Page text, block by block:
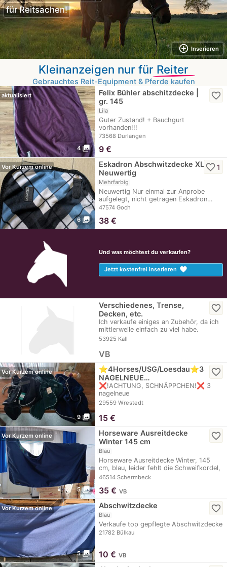
für Reitsachen!
add_circle_outline Inserieren
Kleinanzeigen nur für Reiter
Gebrauchtes Reit-Equipment & Pferde kaufen
4 photo_library
aktualisiert
Felix Bühler abschitzdecke |
gr. 145
Lila
Guter Zustand! + Bauchgurt
vorhanden!!!
73568 Durlangen
favorite_border
9 €
6 photo_library
Vor Kurzem online
Eskadron Abschwitzdecke XL
Neuwertig
Mehrfarbig
Neuwertig Nur einmal zur Anprobe
aufgelegt, nicht getragen Eskadron…
47574 Goch
favorite_border1
38 €
Und was möchtest du verkaufen?
Jetzt kostenfrei inserieren favorite
Verschiedenes, Trense,
Decken, etc.
Ich verkaufe einiges an Zubehör, da ich
mittlerweile einfach zu viel habe.
Wenig…
53925 Kall
favorite_border
VB
9 photo_library
Vor Kurzem online
⭐️4Horses/USG/Loesdau⭐️3
NAGELNEUE…
❌️!ACHTUNG, SCHNÄPPCHEN!❌️ 3
nagelneue
Abschwitzdecken/Fleecedecken in
29559 Wrestedt
favorite_border
15 €
5 photo_library
Vor Kurzem online
Horseware Ausreitdecke
Winter 145 cm
Blau
Horseware Ausreitdecke Winter, 145
cm, blau, leider fehlt die Schweifkordel,
da sie…
46514 Schermbeck
favorite_border
35 € VB
5 photo_library
Vor Kurzem online Abschwitzdecke
Blau
Verkaufe top gepflegte Abschwitzdecke
21782 Bülkau
favorite_border
10 € VB